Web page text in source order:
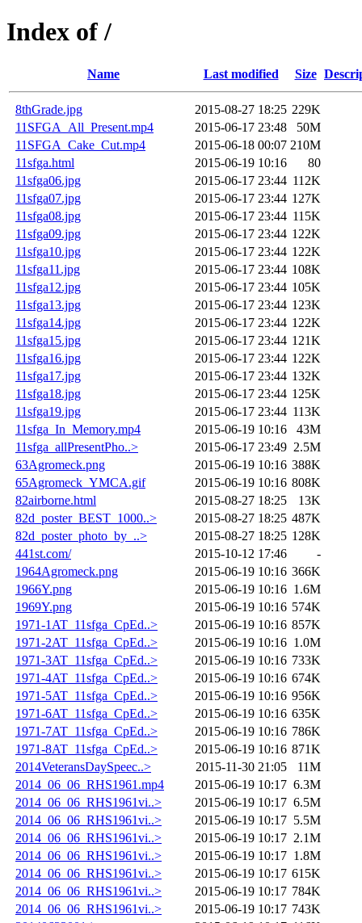
Index of /
Name Last modified Size
8thGrade.jpg 2015-08-27 18:25 229K
11SFGA_All_Present.mp4
2015-06-17 23:48
50M
11SFGA_Cake_Cut.mp4
2015-06-18 00:07 210M
11sfga.html
2015-06-19 10:16
80
11sfga06.jpg
2015-06-17 23:44 112K
11sfga07.jpg
2015-06-17 23:44 127K
11sfga08.jpg
2015-06-17 23:44 115K
11sfga09.jpg
2015-06-17 23:44 122K
11sfga10.jpg
2015-06-17 23:44 122K
11sfga11.jpg
2015-06-17 23:44 108K
11sfga12.jpg
2015-06-17 23:44 105K
11sfga13.jpg
2015-06-17 23:44 123K
11sfga14.jpg
2015-06-17 23:44 122K
11sfga15.jpg
2015-06-17 23:44 121K
11sfga16.jpg
2015-06-17 23:44 122K
11sfga17.jpg
2015-06-17 23:44 132K
11sfga18.jpg
2015-06-17 23:44 125K
11sfga19.jpg
2015-06-17 23:44 113K
11sfga_In_Memory.mp4
2015-06-19 10:16
43M
11sfga_allPresentPho..>
2015-06-17 23:49 2.5M
63Agromeck.png
2015-06-19 10:16 388K
65Agromeck_YMCA.gif
2015-06-19 10:16 808K
82airborne.html
2015-08-27 18:25
13K
82d_poster_BEST_1000..>
2015-08-27 18:25 487K
82d_poster_photo_by_..>
2015-08-27 18:25 128K
441st.com/
2015-10-12 17:46
-
1964Agromeck.png
2015-06-19 10:16 366K
1966Y.png
2015-06-19 10:16 1.6M
1969Y.png
2015-06-19 10:16 574K
1971-1AT_11sfga_CpEd..>
2015-06-19 10:16 857K
1971-2AT_11sfga_CpEd..>
2015-06-19 10:16 1.0M
1971-3AT_11sfga_CpEd..>
2015-06-19 10:16 733K
1971-4AT_11sfga_CpEd..>
2015-06-19 10:16 674K
1971-5AT_11sfga_CpEd..>
2015-06-19 10:16 956K
1971-6AT_11sfga_CpEd..>
2015-06-19 10:16 635K
1971-7AT_11sfga_CpEd..>
2015-06-19 10:16 786K
1971-8AT_11sfga_CpEd..>
2015-06-19 10:16 871K
2014VeteransDaySpeec..>
2015-11-30 21:05
11M
2014_06_06_RHS1961.mp4
2015-06-19 10:17 6.3M
2014_06_06_RHS1961vi..>
2015-06-19 10:17 6.5M
2014_06_06_RHS1961vi..>
2015-06-19 10:17 5.5M
2014_06_06_RHS1961vi..>
2015-06-19 10:17 2.1M
2014_06_06_RHS1961vi..>
2015-06-19 10:17 1.8M
2014_06_06_RHS1961vi..>
2015-06-19 10:17 615K
2014_06_06_RHS1961vi..>
2015-06-19 10:17 784K
2014_06_06_RHS1961vi..>
2015-06-19 10:17 743K